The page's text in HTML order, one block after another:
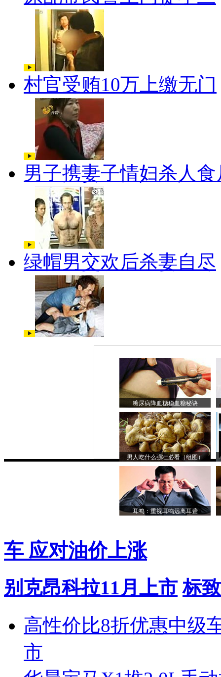
村官受贿10万上缴无门
男子携妻子情妇杀人食
绿帽男交欢后杀妻自尽
糖尿病降血糖稳血糖秘诀
男人吃什么强壮必看（组图）
耳鸣：重视耳鸣远离耳聋
车 应对油价上涨
别克昂科拉11月上市 标
高性价比8折优惠中级
市